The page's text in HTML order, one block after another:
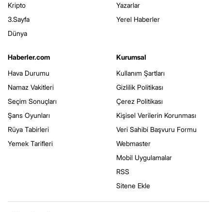
Kripto
3.Sayfa
Dünya
Yazarlar
Yerel Haberler
Haberler.com
Hava Durumu
Namaz Vakitleri
Seçim Sonuçları
Şans Oyunları
Rüya Tabirleri
Yemek Tarifleri
Kurumsal
Kullanım Şartları
Gizlilik Politikası
Çerez Politikası
Kişisel Verilerin Korunması
Veri Sahibi Başvuru Formu
Webmaster
Mobil Uygulamalar
RSS
Sitene Ekle